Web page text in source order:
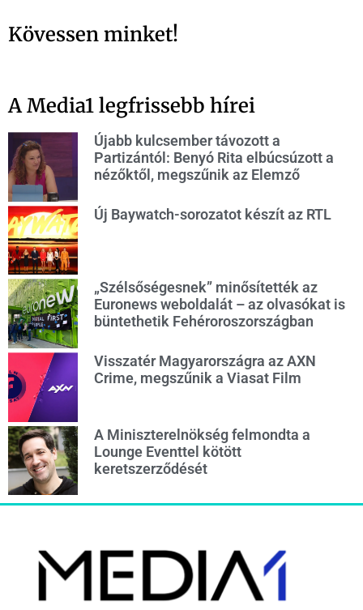
Kövessen minket!
A Media1 legfrissebb hírei
Újabb kulcsember távozott a
Partizántól: Benyó Rita elbúcsúzott a
nézőktől, megszűnik az Elemző
Új Baywatch-sorozatot készít az RTL
„Szélsőségesnek” minősítették az
Euronews weboldalát – az olvasókat is
büntethetik Fehéroroszországban
Visszatér Magyarországra az AXN
Crime, megszűnik a Viasat Film
A Miniszterelnökség felmondta a
Lounge Eventtel kötött
keretszerződését